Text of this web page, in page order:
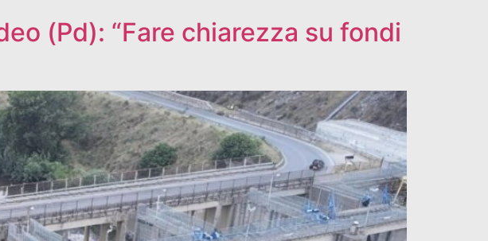
(Pd): “Fare chiarezza su fondi